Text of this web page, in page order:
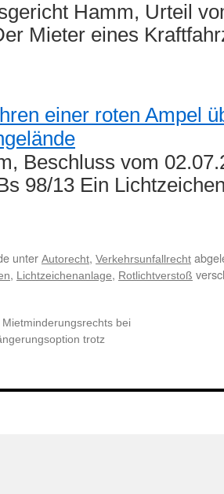
Hamm, Urteil
Mieter eines
einer roten Ampel
Beschluss vom
98/13 Ein
unter Autorecht, Verkehrsunfallrecht
, Lichtzeichenanlage, Rotlichtverstoß
bei
trotz